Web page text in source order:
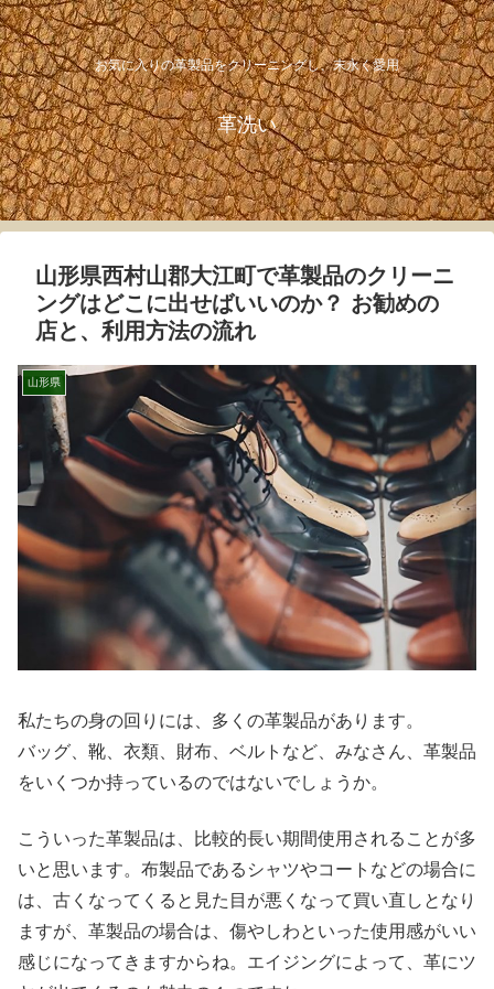
お気に入りの革製品をクリーニングし、末永く愛用
革洗い
山形県西村山郡大江町で革製品のクリーニ
ングはどこに出せばいいのか？ お勧めの
店と、利用方法の流れ
山形県
私たちの身の回りには、多くの革製品があります。
バッグ、靴、衣類、財布、ベルトなど、みなさん、革製品
をいくつか持っているのではないでしょうか。
こういった革製品は、比較的長い期間使用されることが多
いと思います。布製品であるシャツやコートなどの場合に
は、古くなってくると見た目が悪くなって買い直しとなり
ますが、革製品の場合は、傷やしわといった使用感がいい
感じになってきますからね。エイジングによって、革にツ